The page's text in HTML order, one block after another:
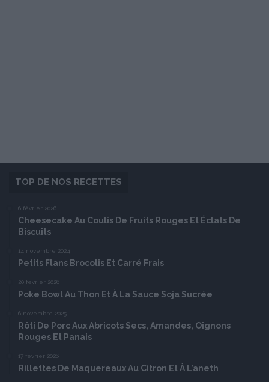
TOP DE NOS RECETTES
6 février 2026
Cheesecake Au Coulis De Fruits Rouges Et Éclats De
Biscuits
14 novembre 2024
Petits Flans Brocolis Et Carré Frais
20 février 2026
Poke Bowl Au Thon Et À La Sauce Soja Sucrée
6 novembre 2025
Rôti De Porc Aux Abricots Secs, Amandes, Oignons
Rouges Et Panais
17 février 2026
Rillettes De Maquereaux Au Citron Et À L’aneth